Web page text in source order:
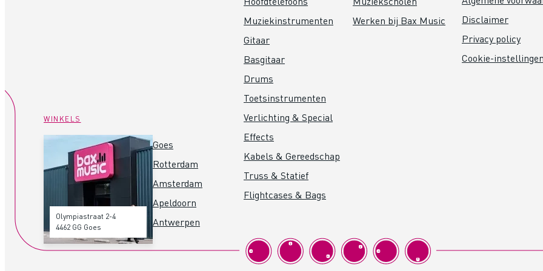
WINKELS
Olympiastraat 2-4
4462 GG Goes
Goes
Rotterdam
Amsterdam
Apeldoorn
Antwerpen
Muziekinstrumenten
Gitaar
Basgitaar
Drums
Toetsinstrumenten
Verlichting & Special
Effects
Kabels & Gereedschap
Truss & Statief
Flightcases & Bags
Werken bij Bax Music
Disclaimer
Privacy policy
Cookie-